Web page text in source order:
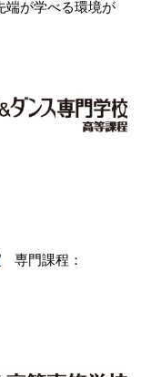
端が学べる環境が
専門課程：